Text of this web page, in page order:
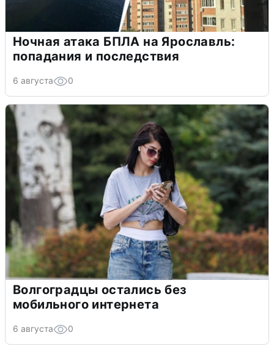
Ночная атака БПЛА на Ярославль:
попадания и последствия
6 августа 0
Волгоградцы остались без
мобильного интернета
6 августа 0